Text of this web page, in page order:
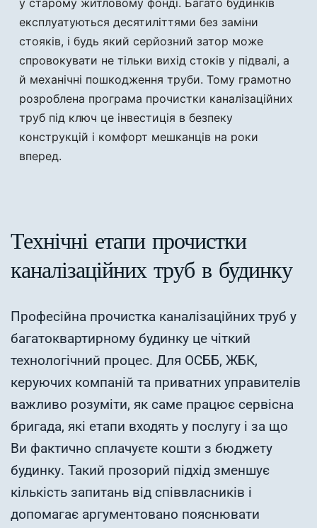
у старому житловому фонді. Багато будинків
експлуатуються десятиліттями без заміни
стояків, і будь який серйозний затор може
спровокувати не тільки вихід стоків у підвалі, а
й механічні пошкодження труби. Тому грамотно
розроблена програма прочистки каналізаційних
труб під ключ це інвестиція в безпеку
конструкцій і комфорт мешканців на роки
вперед.
Технічні етапи прочистки
каналізаційних труб в будинку
Професійна прочистка каналізаційних труб у
багатоквартирному будинку це чіткий
технологічний процес. Для ОСББ, ЖБК,
керуючих компаній та приватних управителів
важливо розуміти, як саме працює сервісна
бригада, які етапи входять у послугу і за що
Ви фактично сплачуєте кошти з бюджету
будинку. Такий прозорий підхід зменшує
кількість запитань від співвласників і
допомагає аргументовано пояснювати